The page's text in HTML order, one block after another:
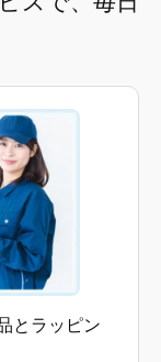
とラッピン